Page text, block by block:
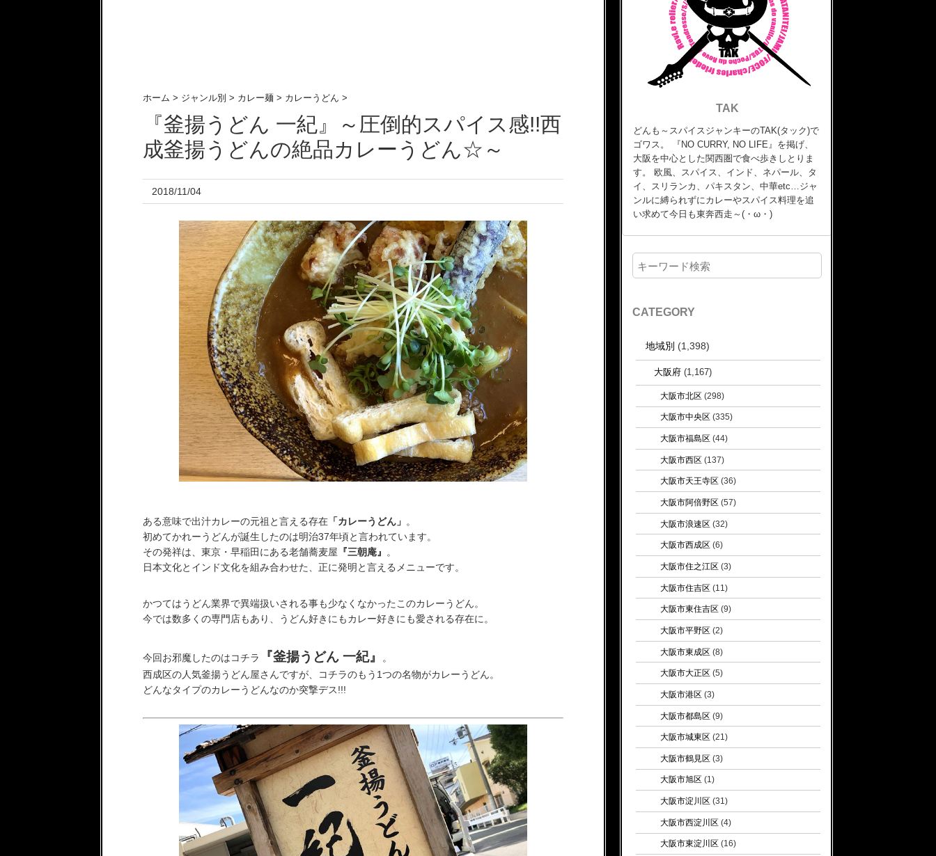
ホーム > ジャンル別 > カレー麺 > カレーうどん >
『釜揚うどん 一紀』～圧倒的スパイス感!!西
成釜揚うどんの絶品カレーうどん☆～
2018/11/04
ある意味で出汁カレーの元祖と言える存在 「カレーうどん」 。
初めてかれーうどんが誕生したのは明治37年頃と言われています。
その発祥は、東京・早稲田にある老舗蕎麦屋 『三朝庵』 。
日本文化とインド文化を組み合わせた、正に発明と言えるメニューです。
かつてはうどん業界で異端扱いされる事も少なくなかったこのカレーうどん。
今では数多くの専門店もあり、うどん好きにもカレー好きにも愛される存在に。
今回お邪魔したのはコチラ 『釜揚うどん 一紀』
。
西成区の人気釜揚うどん屋さんですが、コチラのもう1つの名物がカレーうどん。
どんなタイプのカレーうどんなのか突撃デス!!!
TAK
どんも～スパイスジャンキーのTAK(タック)で
ゴワス。 『NO CURRY, NO LIFE』を掲げ、
大阪を中心とした関西圏で食べ歩きしとりま
す。 欧風、スパイス、インド、ネパール、タ
イ、スリランカ、パキスタン、中華etc…ジャ
ンルに縛られずにカレーやスパイス料理を追
い求めて今日も東奔西走～(・ω・)
CATEGORY
地域別 (1,398)
大阪府(1,167)
大阪市北区(298)
大阪市中央区 (335)
大阪市福島区(44)
大阪市西区(137)
大阪市天王寺区 (36)
大阪市阿倍野区(57)
大阪市浪速区(32)
大阪市西成区 (6)
大阪市住之江区(3)
大阪市住吉区(11)
大阪市東住吉区 (9)
大阪市平野区(2)
大阪市東成区(8)
大阪市大正区 (5)
大阪市港区(3)
大阪市都島区(9)
大阪市城東区 (21)
大阪市鶴見区(3)
大阪市旭区 (1)
大阪市淀川区 (31)
大阪市西淀川区(4)
大阪市東淀川区 (16)